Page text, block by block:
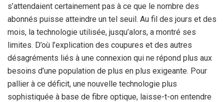
s’attendaient certainement pas à ce que le nombre des
abonnés puisse atteindre un tel seuil. Au fil des jours et des
mois, la technologie utilisée, jusqu’alors, a montré ses
limites. D’où l’explication des coupures et des autres
désagréments liés à une connexion qui ne répond plus aux
besoins d’une population de plus en plus exigeante. Pour
pallier à ce déficit, une nouvelle technologie plus
sophistiquée à base de fibre optique, laisse-t-on entendre